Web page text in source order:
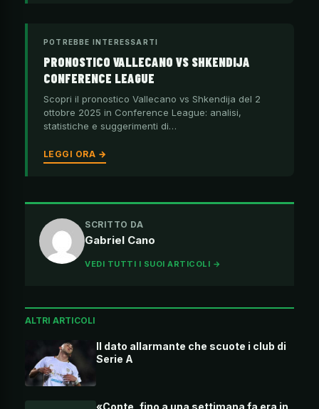
POTREBBE INTERESSARTI
PRONOSTICO VALLECANO VS SHKENDIJA
CONFERENCE LEAGUE
Scopri il pronostico Vallecano vs Shkendija del 2
ottobre 2025 in Conference League: analisi,
statistiche e suggerimenti di…
LEGGI ORA →
SCRITTO DA
Gabriel Cano
VEDI TUTTI I SUOI ARTICOLI →
ALTRI ARTICOLI
Il dato allarmante che scuote i club di
Serie A
«Conte, fino a una settimana fa era in